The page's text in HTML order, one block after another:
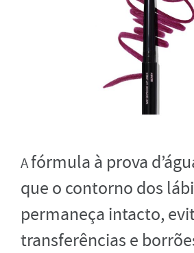
Afórmula à prova
que o contorno dos
permaneça intacto,
transferências e